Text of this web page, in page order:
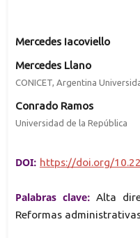
Mercedes Iacoviello
Mercedes Llano
CONICET, Argentina
Conrado Ramos
Universidad de la República
DOI: https://doi.org/
Palabras clave:Alta
Reformas